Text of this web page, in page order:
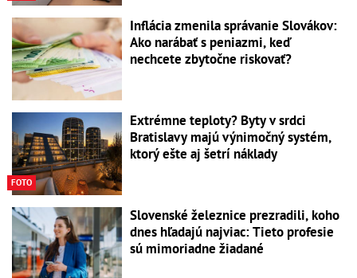
Inflácia zmenila správanie Slovákov:
Ako narábať s peniazmi, keď
nechcete zbytočne riskovať?
FOTO
Extrémne teploty? Byty v srdci
Bratislavy majú výnimočný systém,
ktorý ešte aj šetrí náklady
Slovenské železnice prezradili, koho
dnes hľadajú najviac: Tieto profesie
sú mimoriadne žiadané